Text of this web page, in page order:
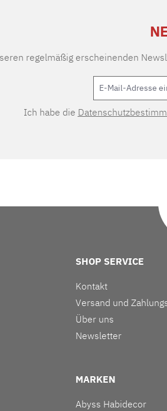
regelmäßig erscheinenden
Ich habe die
SHOP SERVICE
Kontakt
Versand und
Über uns
Newsletter
MARKEN
Abyss Habidecor